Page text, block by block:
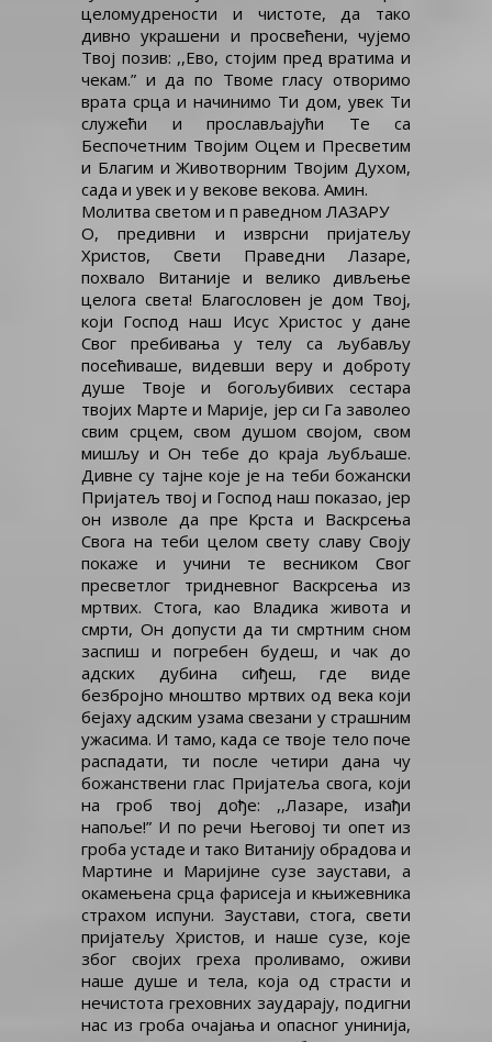
целомудрености и чистоте, да тако
дивно украшени и просвећени, чујемо
Твој позив: ,,Ево, стојим пред вратима и
чекам.” и да по Твоме гласу отворимо
врата срца и начинимо Ти дом, увек Ти
служећи и прослављајући Те са
Беспочетним Твојим Оцем и Пресветим
и Благим и Животворним Твојим Духом,
сада и увек и у векове векова. Амин.
Молитва светом и п раведном ЛАЗАРУ
О, предивни и изврсни пријатељу
Христов, Свети Праведни Лазаре,
похвало Витаније и велико дивљење
целога света! Благословен је дом Твој,
који Господ наш Исус Христос у дане
Свог пребивања у телу са љубављу
посећиваше, видевши веру и доброту
душе Твоје и богољубивих сестара
твојих Марте и Марије, јер си Га заволео
свим срцем, свом душом својом, свом
мишљу и Он тебе до краја љубљаше.
Дивне су тајне које је на теби божански
Пријатељ твој и Господ наш показао, јер
он изволе да пре Крста и Васкрсења
Свога на теби целом свету славу Своју
покаже и учини те весником Свог
пресветлог тридневног Васкрсења из
мртвих. Стога, као Владика живота и
смрти, Он допусти да ти смртним сном
заспиш и погребен будеш, и чак до
адских дубина сиђеш, где виде
безбројно мноштво мртвих од века који
бејаху адским узама свезани у страшним
ужасима. И тамо, када се твоје тело поче
распадати, ти после четири дана чу
божанствени глас Пријатеља свога, који
на гроб твој дође: ,,Лазаре, изађи
напоље!” И по речи Његовој ти опет из
гроба устаде и тако Витанију обрадова и
Мартине и Маријине сузе заустави, а
окамењена срца фарисеја и књижевника
страхом испуни. Заустави, стога, свети
пријатељу Христов, и наше сузе, које
због својих греха проливамо, оживи
наше душе и тела, која од страсти и
нечистота греховних заударају, подигни
нас из гроба очајања и опасног унинија,